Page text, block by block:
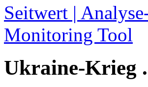
Ukraine-Krieg